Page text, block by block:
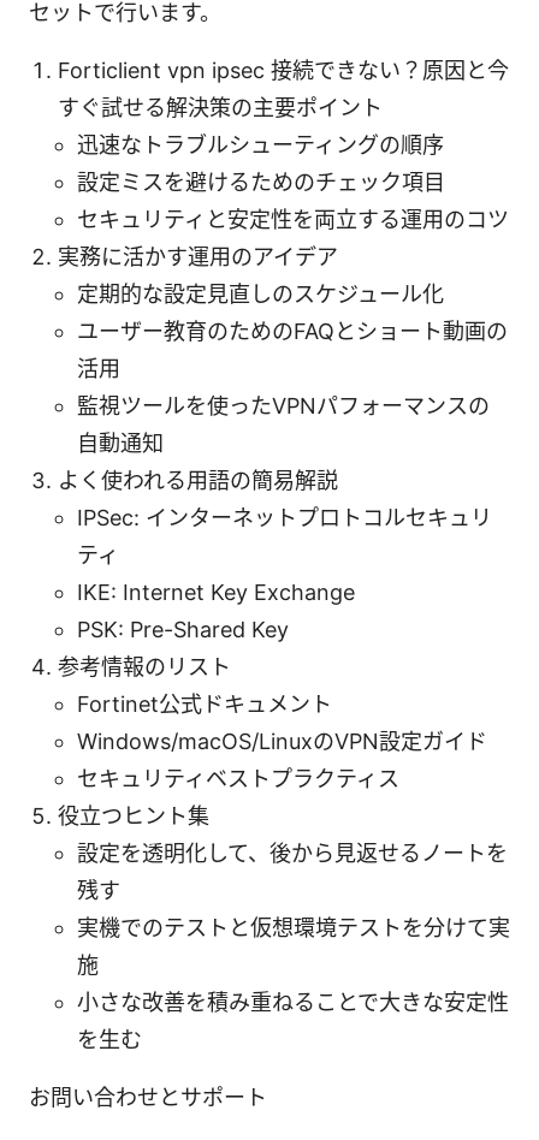
セットで行います。
Forticlient vpn ipsec 接続できない？原因と今
すぐ試せる解決策の主要ポイント
迅速なトラブルシューティングの順序
設定ミスを避けるためのチェック項目
セキュリティと安定性を両立する運用のコツ
実務に活かす運用のアイデア
定期的な設定見直しのスケジュール化
ユーザー教育のためのFAQとショート動画の
活用
監視ツールを使ったVPNパフォーマンスの
自動通知
よく使われる用語の簡易解説
IPSec: インターネットプロトコルセキュリ
ティ
IKE: Internet Key Exchange
PSK: Pre-Shared Key
参考情報のリスト
Fortinet公式ドキュメント
Windows/macOS/LinuxのVPN設定ガイド
セキュリティベストプラクティス
役立つヒント集
設定を透明化して、後から見返せるノートを
残す
実機でのテストと仮想環境テストを分けて実
施
小さな改善を積み重ねることで大きな安定性
を生む
お問い合わせとサポート